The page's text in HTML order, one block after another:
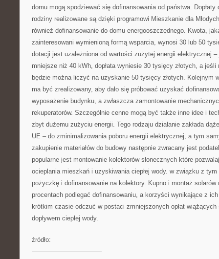
domu mogą spodziewać się dofinansowania od państwa. Dopłaty
rodziny realizowane są dzięki programowi Mieszkanie dla
również dofinansowanie do domu energooszczędnego. Kwota,
zainteresowani wymienioną formą wsparcia, wynosi 30 lub 50
dotacji jest uzależniona od wartości zużytej energii elektrycznej
mniejsze niż 40 kWh, dopłata wyniesie 30 tysięcy złotych, a
będzie można liczyć na uzyskanie 50 tysięcy złotych. Kolejnym
ma być zrealizowany, aby dało się próbować uzyskać
wyposażenie budynku, a zwłaszcza zamontowanie
rekuperatorów. Szczególnie cenne mogą być także inne idee i
zbyt dużemu zużyciu energii. Tego rodzaju działanie zakłada
UE – do zminimalizowania poboru energii elektrycznej, a tym
zakupienie materiałów do budowy następnie zwracany jest
popularne jest montowanie kolektorów słonecznych które
ocieplania mieszkań i uzyskiwania ciepłej wody. w związku z
pożyczkę i dofinansowanie na kolektory. Kupno i montaż
procentach podlegać dofinansowaniu, a korzyści wynikające z
krótkim czasie odczuć w postaci zmniejszonych opłat
dopływem ciepłej wody.
źródło:
———————————